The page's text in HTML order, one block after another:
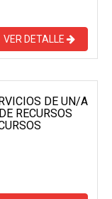
VER DETALLE
DE UN/A
RECURSOS